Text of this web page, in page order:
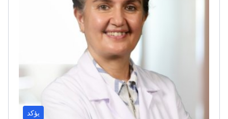
يؤكد